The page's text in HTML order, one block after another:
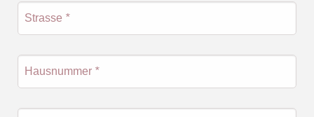
Strasse *
Hausnummer *